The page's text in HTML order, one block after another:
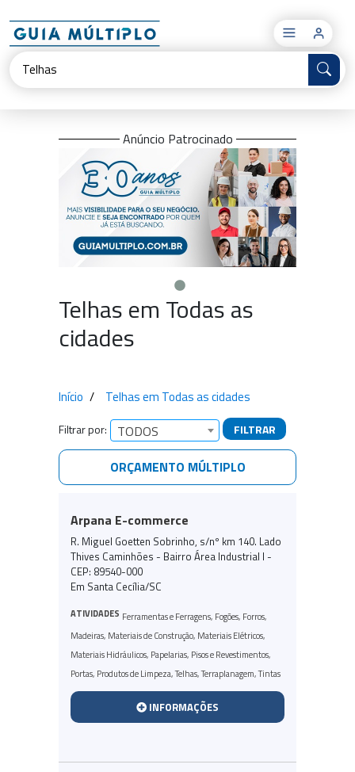
×
Anúncio Patrocinado
Telhas em Todas as
cidades
Início Telhas em Todas as cidades
Filtrar por: TODOS FILTRAR
ORÇAMENTO MÚLTIPLO
Arpana E-commerce
R. Miguel Goetten Sobrinho, s/nº km 140. Lado
Thives Caminhões - Bairro Área Industrial l -
CEP: 89540-000
Em Santa Cecília/SC
ATIVIDADES Ferramentas e Ferragens, Fogões, Forros,
Madeiras, Materiais de Construção, Materiais Elétricos,
Materiais Hidráulicos, Papelarias, Pisos e Revestimentos,
Portas, Produtos de Limpeza,Telhas,Terraplanagem,Tintas
INFORMAÇÕES